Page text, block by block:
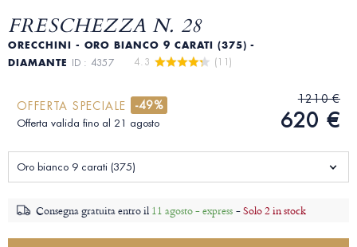
FRESCHEZZA N. 28
ORECCHINI - ORO BIANCO 9 CARATI (375) -
DIAMANTE ID : 4357 4.3 (11)
OFFERTA SPECIALE -49%
Offerta valida fino al 21 agosto
1210 €
620 €
Oro bianco 9 carati (375)
Consegna gratuita entro il 11 agosto - express -Solo 2 in stock